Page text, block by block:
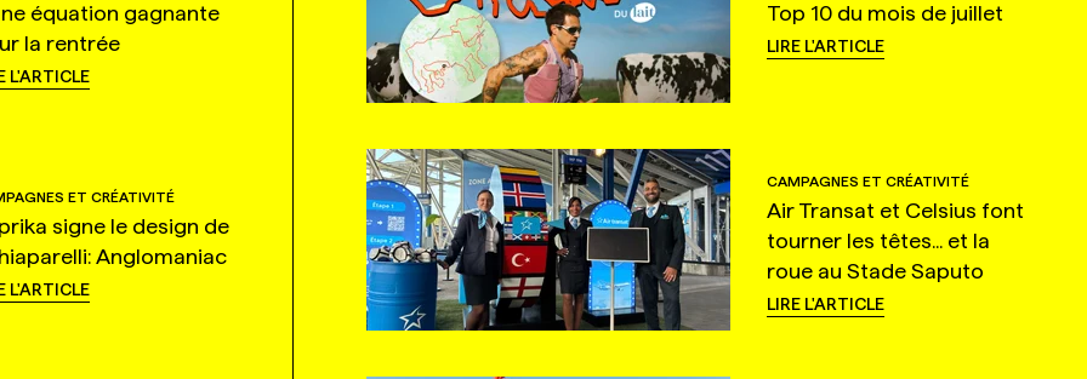
équation gagnante
la rentrée
L'ARTICLE
Top 10 du mois de juillet
LIRE L'ARTICLE
ET CRÉATIVITÉ
signe le design de
Anglomaniac
L'ARTICLE
CAMPAGNES ET CRÉATIVITÉ
Air Transat et Celsius font
tourner les têtes... et la
roue au Stade Saputo
LIRE L'ARTICLE